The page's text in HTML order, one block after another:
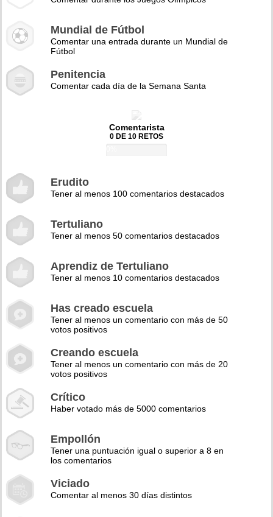
Mundial de Fútbol
Comentar una entrada durante un Mundial de
Fútbol
Penitencia
Comentar cada día de la Semana Santa
Comentarista
0 DE 10 RETOS
Erudito
Tener al menos 100 comentarios destacados
Tertuliano
Tener al menos 50 comentarios destacados
Aprendiz de Tertuliano
Tener al menos 10 comentarios destacados
Has creado escuela
Tener al menos un comentario con más de 50
votos positivos
Creando escuela
Tener al menos un comentario con más de 20
votos positivos
Crítico
Haber votado más de 5000 comentarios
Empollón
Tener una puntuación igual o superior a 8 en
los comentarios
Viciado
Comentar al menos 30 días distintos